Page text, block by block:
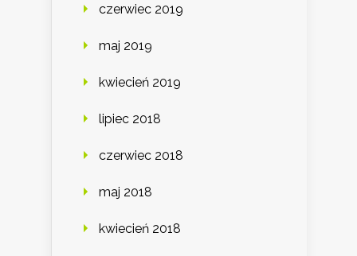
czerwiec 2019
maj 2019
kwiecień 2019
lipiec 2018
czerwiec 2018
maj 2018
kwiecień 2018